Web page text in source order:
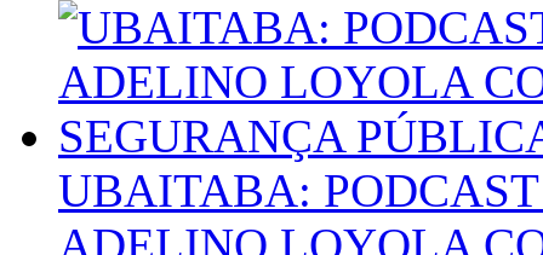
UBAITABA:
ADELINO LOYOLA